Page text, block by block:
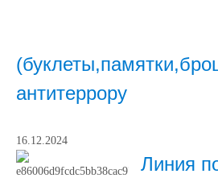
антитеррору
16.12.2024
Линия